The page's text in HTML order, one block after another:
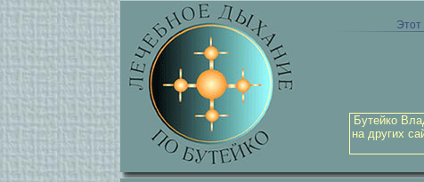
Этот
Бутейко
на других